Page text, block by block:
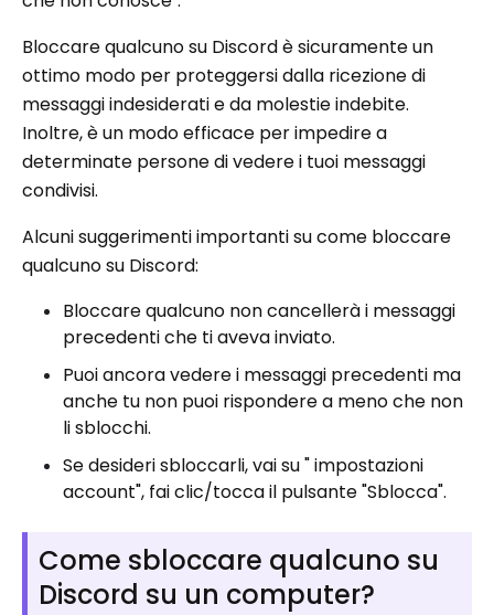
Bloccare qualcuno su Discord è sicuramente un
ottimo modo per proteggersi dalla ricezione di
messaggi indesiderati e da molestie indebite.
Inoltre, è un modo efficace per impedire a
determinate persone di vedere i tuoi messaggi
condivisi.
Alcuni suggerimenti importanti su come bloccare
qualcuno su Discord:
Bloccare qualcuno non cancellerà i messaggi
precedenti che ti aveva inviato.
Puoi ancora vedere i messaggi precedenti ma
anche tu non puoi rispondere a meno che non
li sblocchi.
Se desideri sbloccarli, vai su " impostazioni
account", fai clic/tocca il pulsante "Sblocca".
Come sbloccare qualcuno su
Discord su un computer?